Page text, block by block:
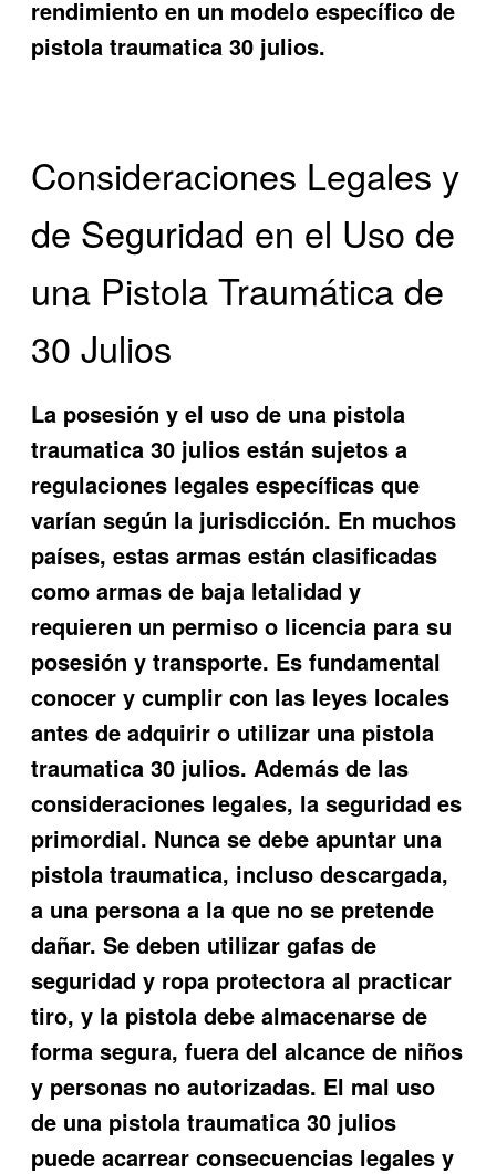
rendimiento en un modelo específico de
pistola traumatica 30 julios.
Consideraciones Legales y
de Seguridad en el Uso de
una Pistola Traumática de
30 Julios
La posesión y el uso de una pistola
traumatica 30 julios están sujetos a
regulaciones legales específicas que
varían según la jurisdicción. En muchos
países, estas armas están clasificadas
como armas de baja letalidad y
requieren un permiso o licencia para su
posesión y transporte. Es fundamental
conocer y cumplir con las leyes locales
antes de adquirir o utilizar una pistola
traumatica 30 julios. Además de las
consideraciones legales, la seguridad es
primordial. Nunca se debe apuntar una
pistola traumatica, incluso descargada,
a una persona a la que no se pretende
dañar. Se deben utilizar gafas de
seguridad y ropa protectora al practicar
tiro, y la pistola debe almacenarse de
forma segura, fuera del alcance de niños
y personas no autorizadas. El mal uso
de una pistola traumatica 30 julios
puede acarrear consecuencias legales y